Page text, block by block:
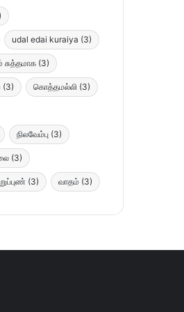
udal edai kuraiya (3)
சுத்தமாக (3)
(3) கொத்தமல்லி (3)
நிலவேம்பு (3)
(3)
(3) வாதம் (3)